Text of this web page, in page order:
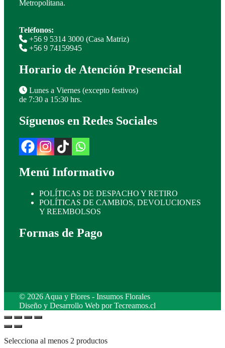
Metropolitana.
Teléfonos:
+56 9 5314 3000 (Casa Matriz)
+56 9 74159945
Horario de Atención Presencial
Lunes a Viernes (excepto festivos)
de 7:30 a 15:30 hrs.
Síguenos en Redes Sociales
Menú Informativo
POLÍTICAS DE DESPACHO Y RETIRO
POLÍTICAS DE CAMBIOS, DEVOLUCIONES
Y REEMBOLSOS
Formas de Pago
© 2026 Aqua y Flores - Insumos Florales
Diseño y Desarrollo Web porTecreamos.cl
Selecciona al menos 2 productos